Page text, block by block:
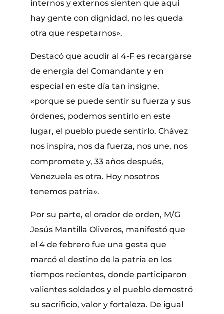
internos y externos sienten que aquí
hay gente con dignidad, no les queda
otra que respetarnos».
Destacó que acudir al 4-F es recargarse
de energía del Comandante y en
especial en este día tan insigne,
«porque se puede sentir su fuerza y sus
órdenes, podemos sentirlo en este
lugar, el pueblo puede sentirlo. Chávez
nos inspira, nos da fuerza, nos une, nos
compromete y, 33 años después,
Venezuela es otra. Hoy nosotros
tenemos patria».
Por su parte, el orador de orden, M/G
Jesús Mantilla Oliveros, manifestó que
el 4 de febrero fue una gesta que
marcó el destino de la patria en los
tiempos recientes, donde participaron
valientes soldados y el pueblo demostró
su sacrificio, valor y fortaleza. De igual